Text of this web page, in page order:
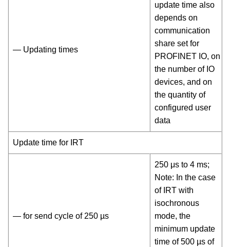
— Updating times
update time also
depends on
communication
share set for
PROFINET IO, on
the number of IO
devices, and on
the quantity of
configured user
data
Update time for IRT
— for send cycle of 250 µs
250 μs to 4 ms;
Note: In the case
of IRT with
isochronous
mode, the
minimum update
time of 500 µs of